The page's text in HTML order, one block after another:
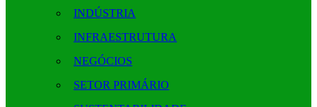
INDÚSTRIA
INFRAESTRUTURA
NEGÓCIOS
SETOR PRIMÁRIO